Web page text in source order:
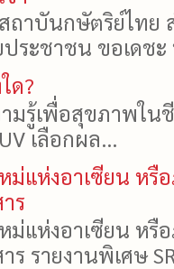
ถาบันกษัตริย์ไทย
ระชาชน ขอเดช
ด?
มรู้เพื่อสุขภาพใน
เลือกผล...
ม่แห่งอาเซียน ห
ร
ม่แห่งอาเซียน ห
รายงานพิเศษ